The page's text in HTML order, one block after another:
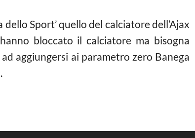
Sport’ quello del calciatore dell’Ajax
bloccato il calciatore ma bisogna
aggiungersi ai parametro zero Banega